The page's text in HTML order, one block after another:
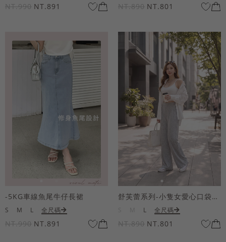
NT.990 NT.891 NT.890 NT.801
-5KG車線魚尾牛仔長裙
S M L 全尺碼
NT.990 NT.891
舒芙蕾系列-小隻女愛心口袋寬褲
L 全尺碼
NT.890 NT.801